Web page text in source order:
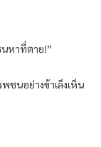
นหาที่ตาย!”
พชนอย่างข้าเล็งเห็น